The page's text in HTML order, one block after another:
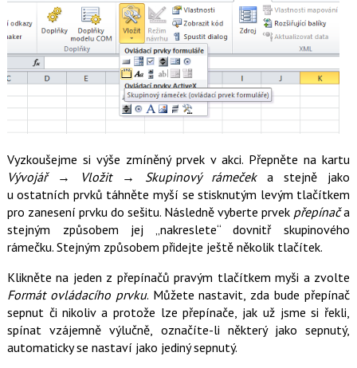
Vyzkoušejme si výše zmíněný prvek v akci. Přepněte na kartu
Vývojář→ Vložit → Skupinový rámečeka stejně jako
u ostatních prvků táhněte myší se stisknutým levým tlačítkem
pro zanesení prvku do sešitu. Následně vyberte prvek přepínača
stejným způsobem jej „nakreslete“ dovnitř skupinového
rámečku. Stejným způsobem přidejte ještě několik tlačítek.
Klikněte na jeden z přepínačů pravým tlačítkem myši a zvolte
Formát ovládacího prvku. Můžete nastavit, zda bude přepínač
sepnut či nikoliv a protože lze přepínače, jak už jsme si řekli,
spínat vzájemně výlučně, označíte-li některý jako sepnutý,
automaticky se nastaví jako jediný sepnutý.